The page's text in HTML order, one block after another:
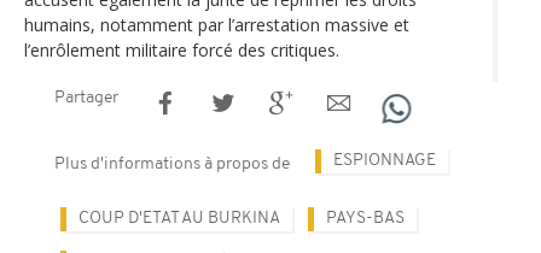
humains, notamment par l’arrestation massive et
l’enrôlement militaire forcé des critiques.
Partager
Plus d'informations à propos de ESPIONNAGE
COUP D'ETAT AU BURKINA PAYS-BAS